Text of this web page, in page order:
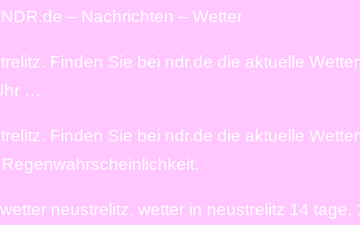
– Nachrichten – Wetter
Finden Sie bei ndr.de die aktuelle
…
Finden Sie bei ndr.de die aktuelle
neustrelitz, wetter in neustrelitz 14 tage,